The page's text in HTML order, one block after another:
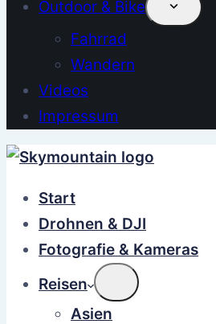
Outdoor & Bike
Fahrrad
Wandern
Videos
Impressum
Start
Drohnen & DJI
Fotografie & Kameras
Reisen
Asien